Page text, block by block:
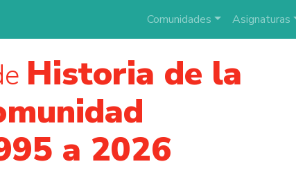
Comunidades Asignaturas
Historia de la
a 2026